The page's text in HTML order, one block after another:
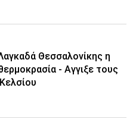
Θεσσαλονίκης η
- Αγγιξε τους